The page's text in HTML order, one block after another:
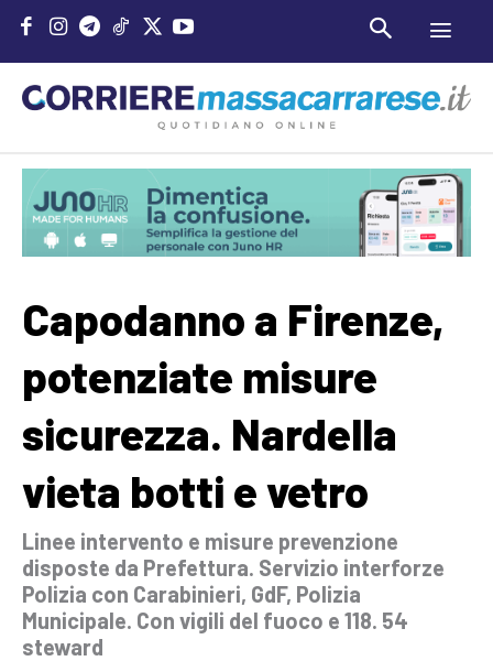
Capodanno a Firenze,
potenziate misure
sicurezza. Nardella
vieta botti e vetro
Linee intervento e misure prevenzione
disposte da Prefettura. Servizio interforze
Polizia con Carabinieri, GdF, Polizia
Municipale. Con vigili del fuoco e 118. 54
steward